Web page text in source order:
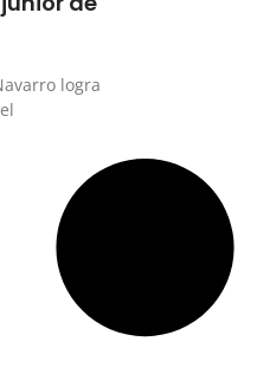
logra